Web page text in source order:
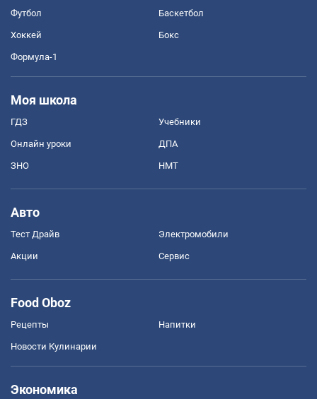
Футбол Баскетбол
Хоккей Бокс
Формула-1
Моя школа
ГДЗ Учебники
Онлайн уроки ДПА
ЗНО НМТ
Авто
Тест Драйв Электромобили
Акции Сервис
Food Oboz
Рецепты Напитки
Новости Кулинарии
Экономика